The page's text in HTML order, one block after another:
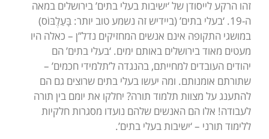
זהו הרקע לייסודן של ‘ישיבות בעלי בתים’ בירושלים במאה
ה-19. ‘בעלי בתים’ (ביידיש זה נשמע טוב יותר: בָּעַלֶבּוֹס)
במושגי התקופה אינם אנשים המחזיקים נדל”ן – כאלה היו
מעטים מאוד בירושלים באותם ימים. ‘בעלי בתים’ הם
יהודים העובדים למחייתם, בהנגדה ל’תלמידי חכמים’ –
שתורתם אומנותם. ומה יעשו בעלי בתים שרוצים גם הם
להתענג על מצוות תלמוד תורה? יחלקו את יומם בין תורה
לעבודה! אלו הם האנשים שלהם נועדו מסגרות חלקיות
ללימוד תורני – ‘ישיבות בעלי בתים’.